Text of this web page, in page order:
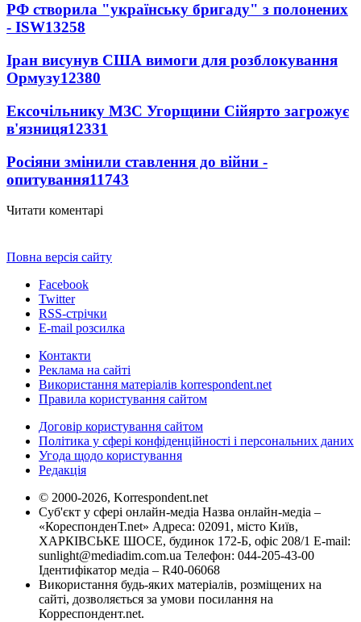
РФ створила "українську бригаду" з полонених
- ISW13258
Іран висунув США вимоги для розблокування
Ормузу12380
Ексочільнику МЗС Угорщини Сійярто загрожує
в'язниця12331
Росіяни змінили ставлення до війни -
опитування11743
Читати коментарі
Повна версія сайту
Facebook
Twitter
RSS-стрічки
E-mail розсилка
Контакти
Реклама на сайті
Використання матеріалів korrespondent.net
Правила користування сайтом
Договір користування сайтом
Політика у сфері конфіденційності і персональних даних
Угода щодо користування
Редакція
© 2000-2026, Korrespondent.net
Суб'єкт у сфері онлайн-медіа Назва онлайн-медіа –
«КореспонденТ.net» Адреса: 02091, місто Київ,
ХАРКІВСЬКЕ ШОСЕ, будинок 172-Б, офіс 208/1 E-mail:
sunlight@mediadim.com.ua Телефон: 044-205-43-00
Ідентифікатор медіа – R40-06068
Використання будь-яких матеріалів, розміщених на
сайті, дозволяється за умови посилання на
Корреспондент.net.